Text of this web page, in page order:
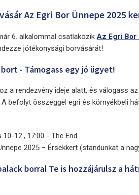
Az Egri Bor Ünnepe 2025
6. alkalommal csatlakozik Az Egri Bor
jótékonysági borvásárát!
- Támogass egy jó ügyet!
a rendezvény ideje alatt, és válogass az
befolyt összeggel egri és környékbeli
10-12., 17:00 - The End
2025 – Érsekkert (standunkat a
borral Te is hozzájárulsz a